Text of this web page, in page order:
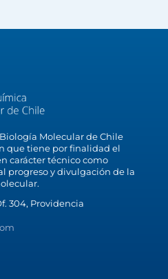
Molecular de Chile
que tiene por finalidad el
carácter técnico como
progreso y divulgación de la
304, Providencia